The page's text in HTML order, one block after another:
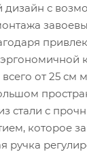
дизайн с
от 25 см
стали с
которое
ручка